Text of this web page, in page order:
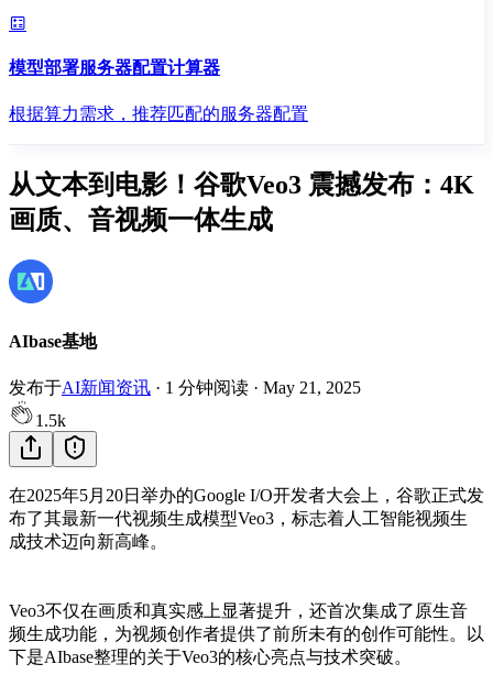
模型部署服务器配置计算器
根据算力需求，推荐匹配的服务器配置
从文本到电影！谷歌Veo3 震撼发布：4K
画质、音视频一体生成
AIbase基地
发布于AI新闻资讯 · 1 分钟阅读 · May 21, 2025
1.5k
在2025年5月20日举办的Google I/O开发者大会上，谷歌正式发
布了其最新一代视频生成模型Veo3，标志着人工智能视频生
成技术迈向新高峰。
Veo3不仅在画质和真实感上显著提升，还首次集成了原生音
频生成功能，为视频创作者提供了前所未有的创作可能性。以
下是AIbase整理的关于Veo3的核心亮点与技术突破。